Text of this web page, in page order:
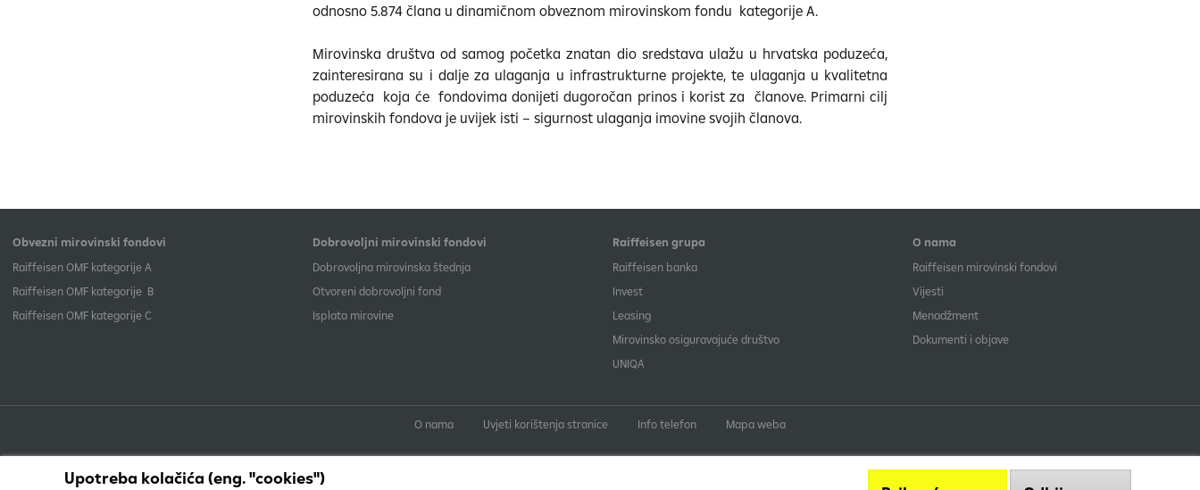
Upotreba kolačića (eng. "cookies")
odnosno 5.874 člana u dinamičnom obveznom mirovinskom fondu kategorije A.
Mirovinska društva od samog početka znatan dio sredstava ulažu u hrvatska poduzeća,
zainteresirana su i dalje za ulaganja u infrastrukturne projekte, te ulaganja u kvalitetna
poduzeća koja će fondovima donijeti dugoročan prinos i korist za članove. Primarni cilj
mirovinskih fondova je uvijek isti – sigurnost ulaganja imovine svojih članova.
Obvezni mirovinski fondovi
​Raiffeisen OMF kategorije A
Raiffeisen OMF kategorije B
​Raiffeisen OMF kategorije C
Dobrovoljni mirovinski fondovi
Dobrovoljna mirovinska štednja
Otvoreni dobrovoljni fond
Isplata mirovine
Raiffeisen grupa
Raiffeisen banka
Invest
Leasing
Mirovinsko osiguravajuće društvo
UNIQA
O nama
Raiffeisen mirovinski fondovi
Vijesti
Menadžment
Dokumenti i objave
O nama Uvjeti korištenja stranice Info telefon Mapa weba